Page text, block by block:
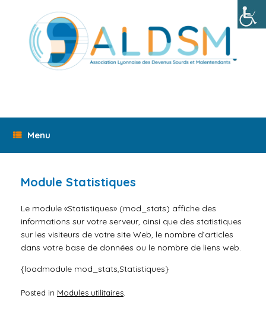
Menu
Module Statistiques
Le module «Statistiques» (mod_stats) affiche des
informations sur votre serveur, ainsi que des statistiques
sur les visiteurs de votre site Web, le nombre d’articles
dans votre base de données ou le nombre de liens web.
{loadmodule mod_stats,Statistiques}
Posted in Modules utilitaires